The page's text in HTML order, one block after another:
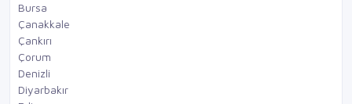
Bursa
Çanakkale
Çankırı
Çorum
Denizli
Diyarbakır